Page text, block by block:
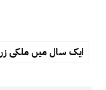
ایک سال میں ملکی زرمبادلہ ذخائر